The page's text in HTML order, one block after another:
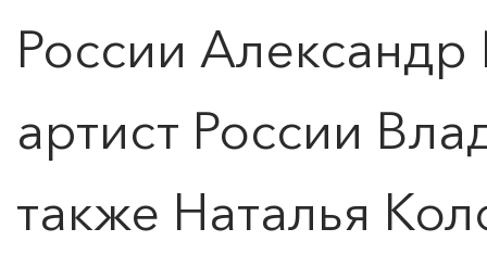
России
артист России
также Наталья